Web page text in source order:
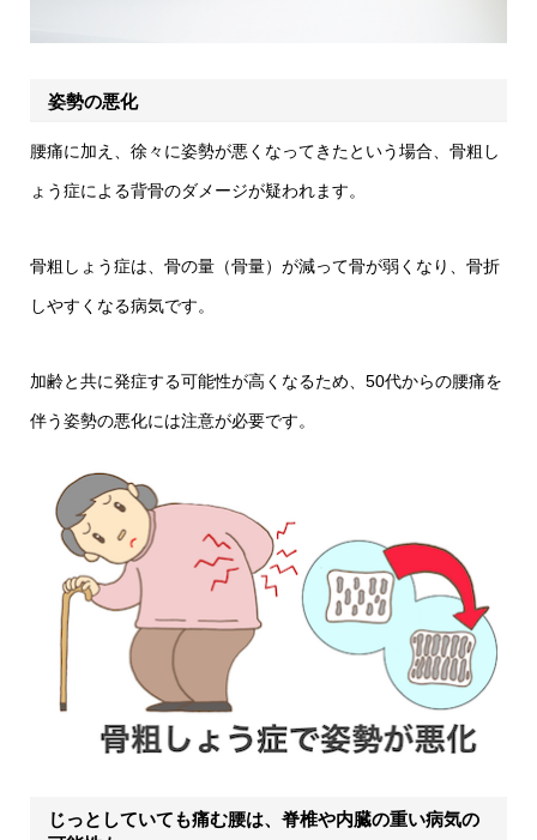
姿勢の悪化
腰痛に加え、徐々に姿勢が悪くなってきたという場合、骨粗し
ょう症による背骨のダメージが疑われます。
骨粗しょう症は、骨の量（骨量）が減って骨が弱くなり、骨折
しやすくなる病気です。
加齢と共に発症する可能性が高くなるため、50代からの腰痛を
伴う姿勢の悪化には注意が必要です。
じっとしていても痛む腰は、脊椎や内臓の重い病気の